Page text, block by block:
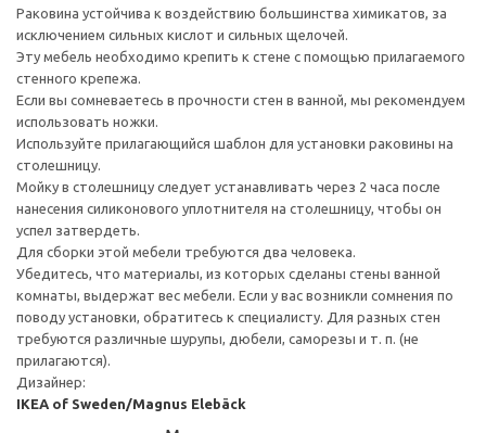
Раковина устойчива к воздействию большинства химикатов, за
исключением сильных кислот и сильных щелочей.
Эту мебель необходимо крепить к стене с помощью прилагаемого
стенного крепежа.
Если вы сомневаетесь в прочности стен в ванной, мы рекомендуем
использовать ножки.
Используйте прилагающийся шаблон для установки раковины на
столешницу.
Мойку в столешницу следует устанавливать через 2 часа после
нанесения силиконового уплотнителя на столешницу, чтобы он
успел затвердеть.
Для сборки этой мебели требуются два человека.
Убедитесь, что материалы, из которых сделаны стены ванной
комнаты, выдержат вес мебели. Если у вас возникли сомнения по
поводу установки, обратитесь к специалисту. Для разных стен
требуются различные шурупы, дюбели, саморезы и т. п. (не
прилагаются).
Дизайнер:
IKEA of Sweden/Magnus Elebäck